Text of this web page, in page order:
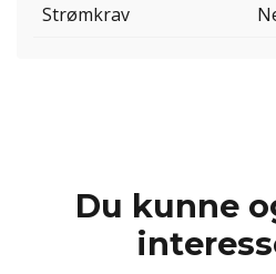
Strømkrav
Du kunne